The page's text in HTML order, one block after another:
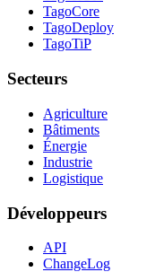
TagoCore
TagoDeploy
TagoTiP
Secteurs
Agriculture
Bâtiments
Énergie
Industrie
Logistique
Développeurs
API
ChangeLog